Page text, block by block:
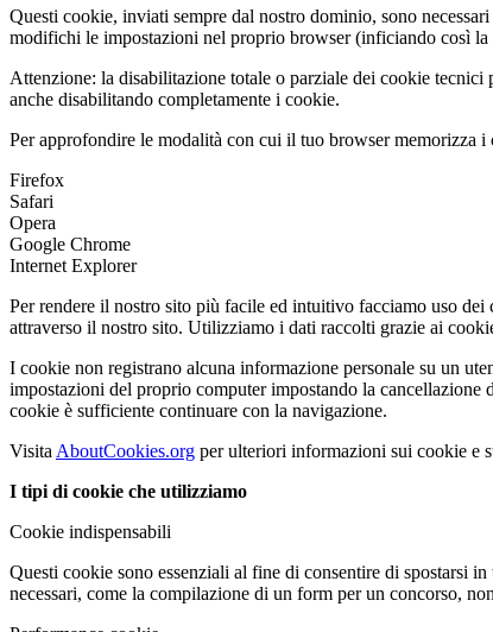
Questi cookie, inviati sempre dal nostro dominio, sono
modifichi le impostazioni nel proprio browser (inficiando così
Attenzione: la disabilitazione totale o parziale dei cookie
anche disabilitando completamente i cookie.
Per approfondire le modalità con cui il tuo browser memorizza i
Firefox
Safari
Opera
Google Chrome
Internet Explorer
Per rendere il nostro sito più facile ed intuitivo facciamo uso
attraverso il nostro sito. Utilizziamo i dati raccolti grazie ai
I cookie non registrano alcuna informazione personale su un
impostazioni del proprio computer impostando la
cookie è sufficiente continuare con la navigazione.
Visita AboutCookies.org per ulteriori informazioni sui cookie e
I tipi di cookie che utilizziamo
Cookie indispensabili
Questi cookie sono essenziali al fine di consentire di spostarsi
necessari, come la compilazione di un form per un concorso,